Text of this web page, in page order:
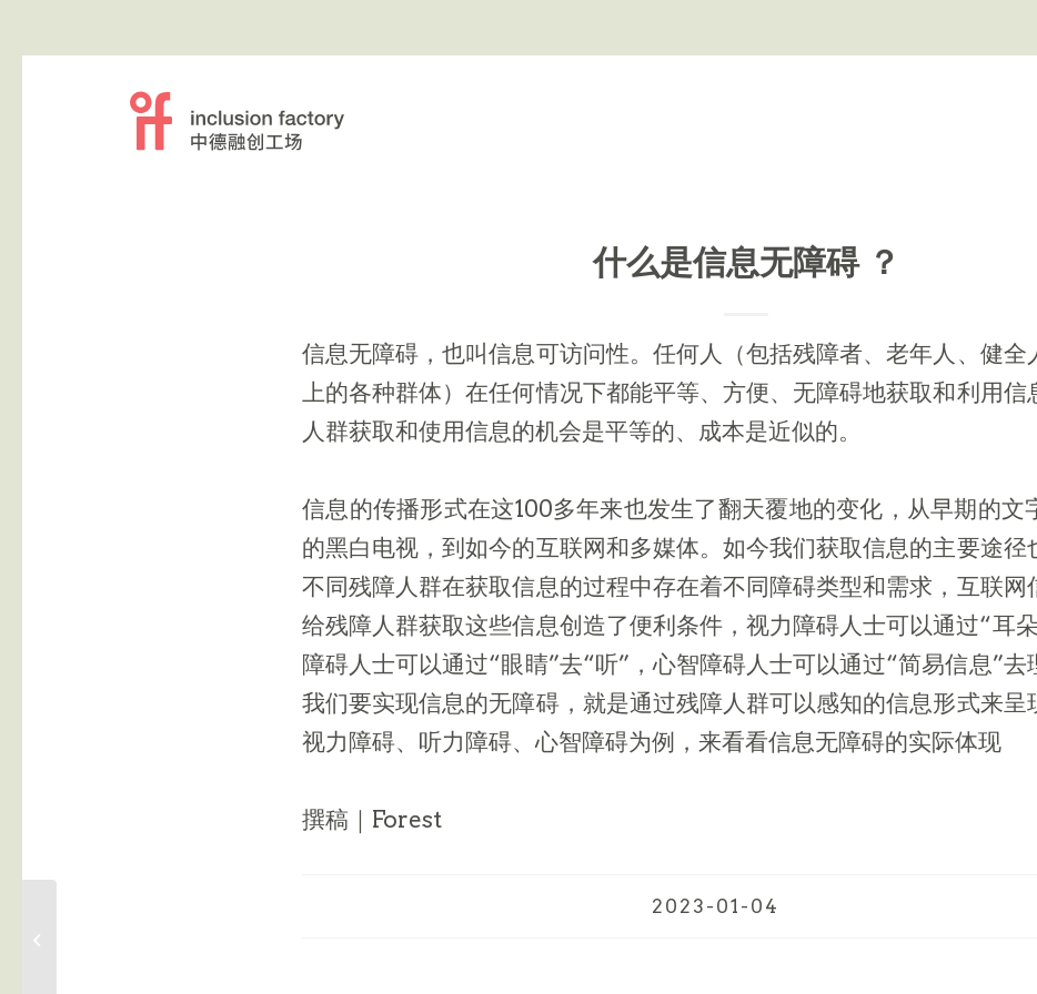
什么是信息无障碍 ？
信息无障碍，也叫信息可访问性。任何人（包括残障者、老年人、健全
上的各种群体）在任何情况下都能平等、方便、无障碍地获取和利用信
人群获取和使用信息的机会是平等的、成本是近似的。
信息的传播形式在这100多年来也发生了翻天覆地的变化，从早期的文
的黑白电视，到如今的互联网和多媒体。如今我们获取信息的主要途径
不同残障人群在获取信息的过程中存在着不同障碍类型和需求，互联网
给残障人群获取这些信息创造了便利条件，视力障碍人士可以通过“耳
障碍人士可以通过“眼睛”去“听”，心智障碍人士可以通过“简易信息”去
我们要实现信息的无障碍，就是通过残障人群可以感知的信息形式来呈
视力障碍、听力障碍、心智障碍为例，来看看信息无障碍的实际体现
撰稿｜Forest
2023-01-04